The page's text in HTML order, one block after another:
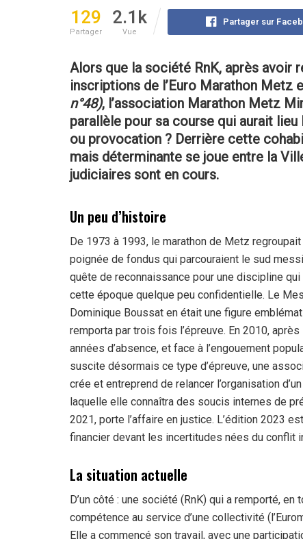
129
Partager
2.1k
Vue
Partager sur
Alors que la société RnK, après avoir
inscriptions de l’Euro Marathon Metz
n°48), l’association Marathon Metz
parallèle pour sa course qui aurait
ou provocation ? Derrière cette
mais déterminante se joue entre la
judiciaires sont en cours.
Un peu d’histoire
De 1973 à 1993, le marathon de Metz regroupait
poignée de fondus qui parcouraient le sud
quête de reconnaissance pour une discipline qui
cette époque quelque peu confidentielle. Le
Dominique Boussat en était une figure
remporta par trois fois l’épreuve. En 2010, après
années d’absence, et face à l’engouement
suscite désormais ce type d’épreuve, une
crée et entreprend de relancer l’organisation
laquelle elle connaîtra des soucis internes de
2021, porte l’affaire en justice. L’édition 2023
financier devant les incertitudes nées du conflit
La situation actuelle
D’un côté : une société (RnK) qui a remporté,
compétence au service d’une collectivité
Elle a commencé son travail, avec une